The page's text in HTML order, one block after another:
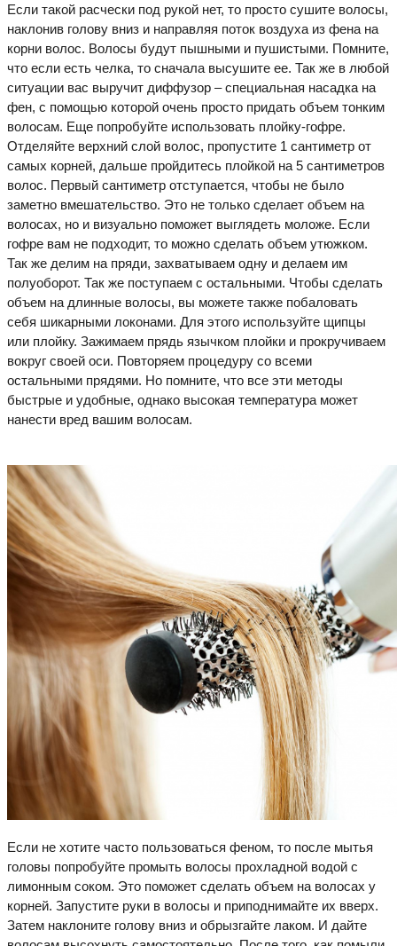
Если такой расчески под рукой нет, то просто сушите волосы,
наклонив голову вниз и направляя поток воздуха из фена на
корни волос. Волосы будут пышными и пушистыми. Помните,
что если есть челка, то сначала высушите ее. Так же в любой
ситуации вас выручит диффузор – специальная насадка на
фен, с помощью которой очень просто придать объем тонким
волосам. Еще попробуйте использовать плойку-гофре.
Отделяйте верхний слой волос, пропустите 1 сантиметр от
самых корней, дальше пройдитесь плойкой на 5 сантиметров
волос. Первый сантиметр отступается, чтобы не было
заметно вмешательство. Это не только сделает объем на
волосах, но и визуально поможет выглядеть моложе. Если
гофре вам не подходит, то можно сделать объем утюжком.
Так же делим на пряди, захватываем одну и делаем им
полуоборот. Так же поступаем с остальными. Чтобы сделать
объем на длинные волосы, вы можете также побаловать
себя шикарными локонами. Для этого используйте щипцы
или плойку. Зажимаем прядь язычком плойки и прокручиваем
вокруг своей оси. Повторяем процедуру со всеми
остальными прядями. Но помните, что все эти методы
быстрые и удобные, однако высокая температура может
нанести вред вашим волосам.
Если не хотите часто пользоваться феном, то после мытья
головы попробуйте промыть волосы прохладной водой с
лимонным соком. Это поможет сделать объем на волосах у
корней. Запустите руки в волосы и приподнимайте их вверх.
Затем наклоните голову вниз и обрызгайте лаком. И дайте